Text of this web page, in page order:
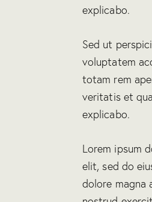
explicabo.
Sed ut
voluptatem
totam rem
veritatis et
explicabo.
Lorem ipsum
elit, sed do
dolore magna